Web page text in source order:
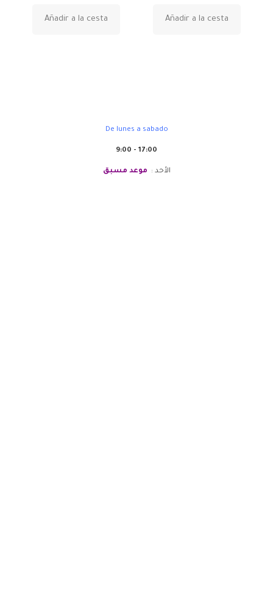
Añadir a la cesta Añadir a la cesta
De lunes a sabado
9:00 - 17:00
الأحد : موعد مسبق